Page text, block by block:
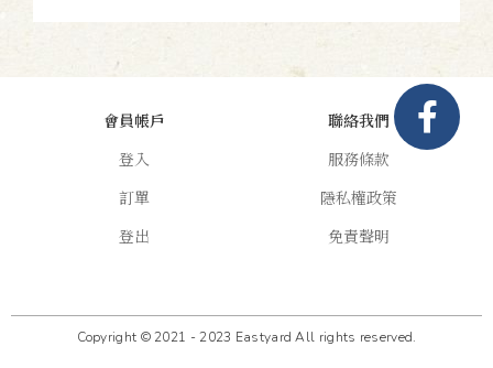
會員帳戶
登入
訂單
登出
聯絡我們
服務條款
隱私權政策
免責聲明
Copyright © 2021 - 2023 Eastyard All rights reserved.